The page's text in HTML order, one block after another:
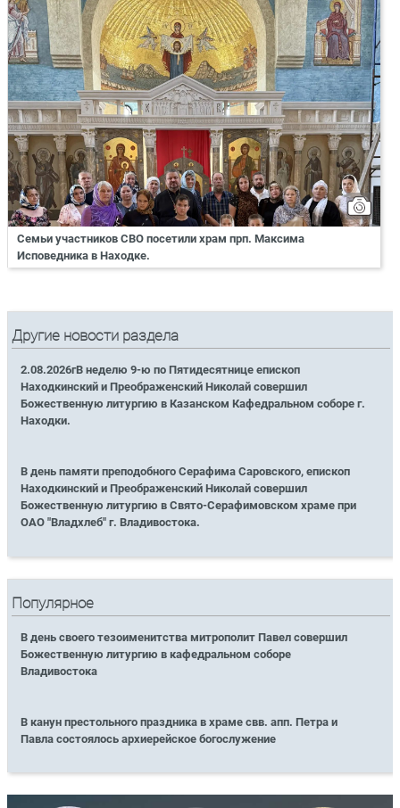
Семьи участников СВО посетили храм прп. Максима
Исповедника в Находке.
Другие новости раздела
2.08.2026гВ неделю 9-ю по Пятидесятнице епископ
Находкинский и Преображенский Николай совершил
Божественную литургию в Казанском Кафедральном соборе г.
Находки.
В день памяти преподобного Серафима Саровского, епископ
Находкинский и Преображенский Николай совершил
Божественную литургию в Свято-Серафимовском храме при
ОАО "Владхлеб" г. Владивостока.
Популярное
В день своего тезоименитства митрополит Павел совершил
Божественную литургию в кафедральном соборе
Владивостока
В канун престольного праздника в храме свв. апп. Петра и
Павла состоялось архиерейское богослужение